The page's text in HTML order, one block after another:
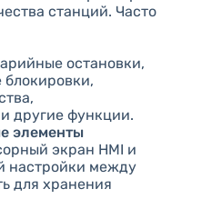
станций. Часто
остановки,
другие функции.
элементы
экран HMI и
настройки между
для хранения